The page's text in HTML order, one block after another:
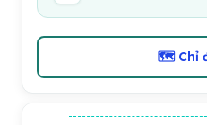
🗺 Chỉ